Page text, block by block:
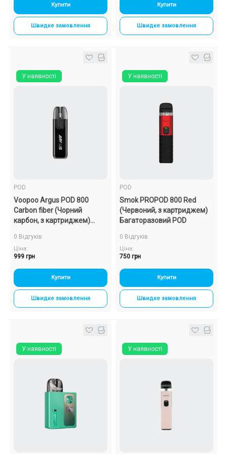
Купити
Швидке замовлення
Купити
Швидке замовлення
У наявності
POD
Voopoo Argus POD 800
Carbon fiber (Чорний
карбон, з картриджем)
0 Відгуків
Ціна:
999 грн
Купити
Швидке замовлення
У наявності
POD
Smok PROPOD 800 Red
(Червоний, з картриджем)
Багаторазовий POD
0 Відгуків
Ціна:
750 грн
Купити
Швидке замовлення
У наявності У наявності